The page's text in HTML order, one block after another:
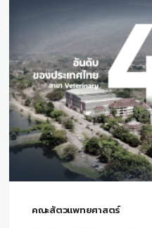
คณะสัตวแพทยศาสตร์